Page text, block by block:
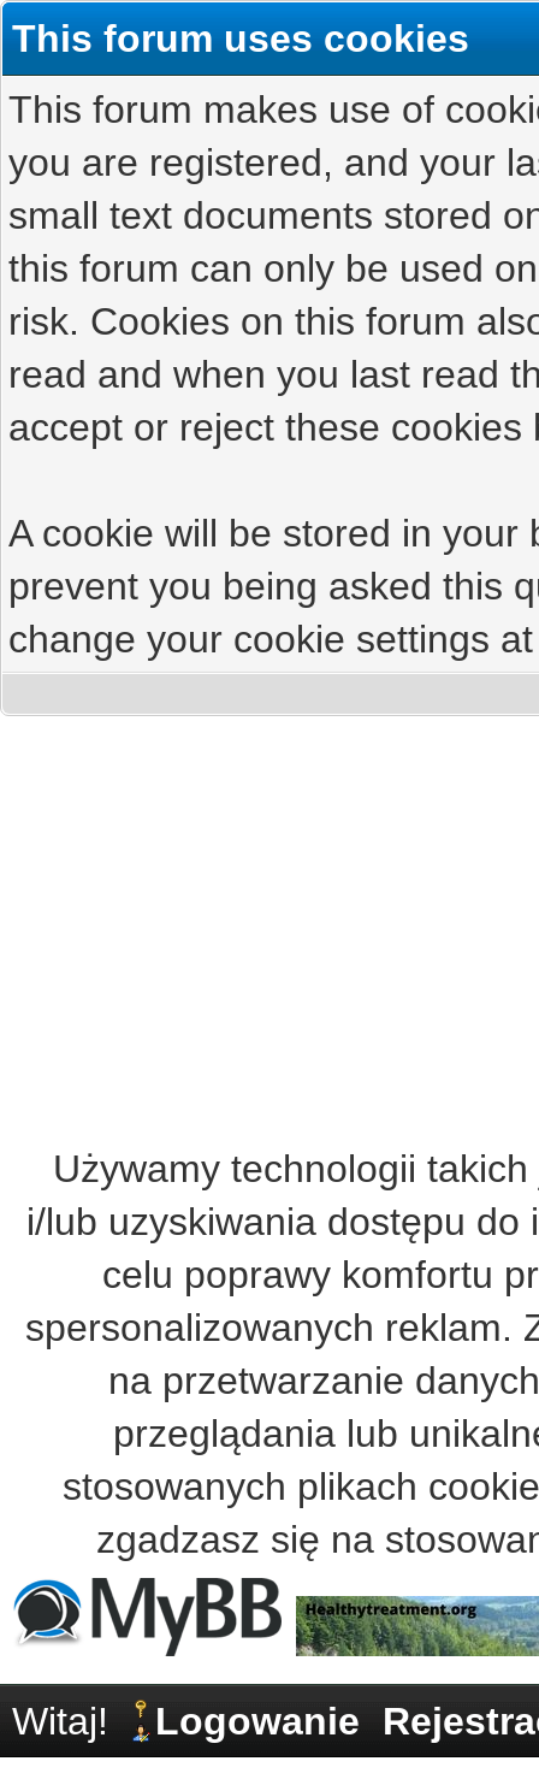
This forum uses cookies
This forum makes use of
you are registered, and your
small text documents stored
this forum can only be used
risk. Cookies on this forum
read and when you last read
accept or reject these cookies
A cookie will be stored in
prevent you being asked this
change your cookie settings
Używamy technologii
i/lub uzyskiwania dostępu
celu poprawy komfortu
spersonalizowanych reklam.
na przetwarzanie
przeglądania lub
stosowanych plikach
zgadzasz się na
Witaj! Logowanie